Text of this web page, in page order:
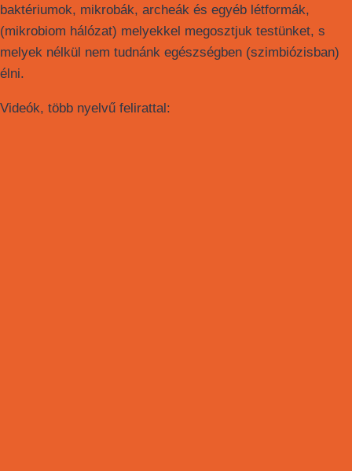
baktériumok, mikrobák, archeák és egyéb létformák,
(mikrobiom hálózat) melyekkel megosztjuk testünket, s
melyek nélkül nem tudnánk egészségben (szimbiózisban)
élni.
Videók, több nyelvű felirattal: